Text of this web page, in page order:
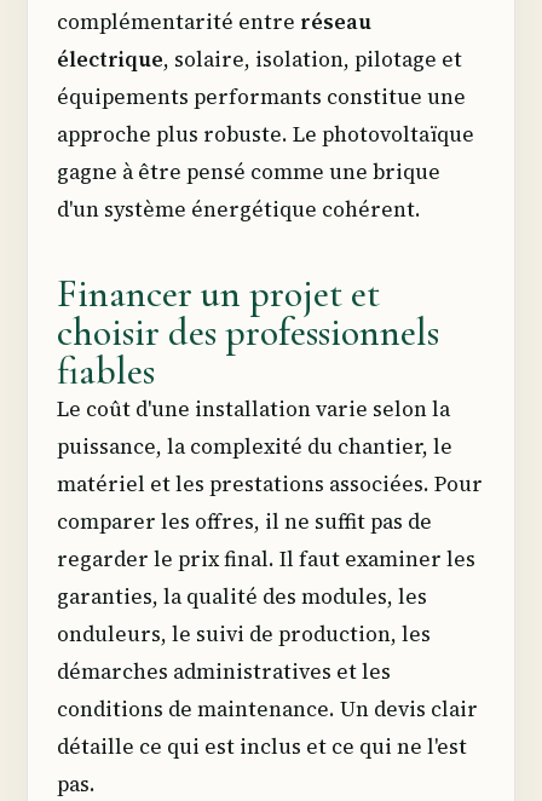
complémentarité entre réseau
électrique, solaire, isolation, pilotage et
équipements performants constitue une
approche plus robuste. Le photovoltaïque
gagne à être pensé comme une brique
d'un système énergétique cohérent.
Financer un projet et
choisir des professionnels
fiables
Le coût d'une installation varie selon la
puissance, la complexité du chantier, le
matériel et les prestations associées. Pour
comparer les offres, il ne suffit pas de
regarder le prix final. Il faut examiner les
garanties, la qualité des modules, les
onduleurs, le suivi de production, les
démarches administratives et les
conditions de maintenance. Un devis clair
détaille ce qui est inclus et ce qui ne l'est
pas.